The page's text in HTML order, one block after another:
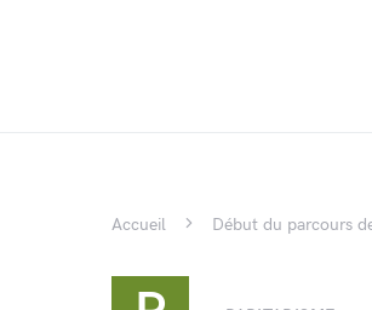
Accueil Début du parcours